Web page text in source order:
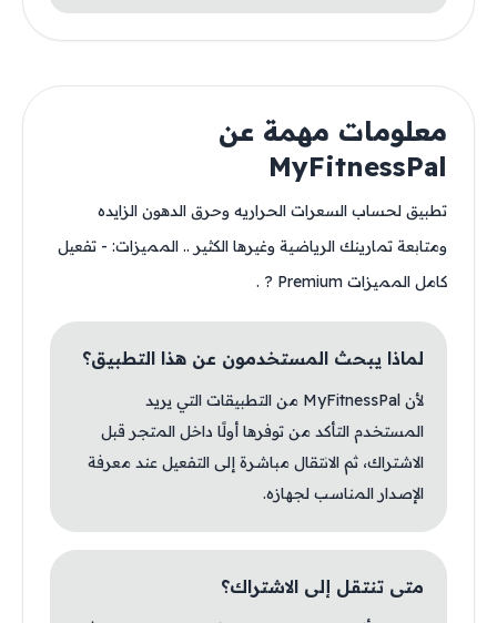
معلومات مهمة عن
MyFitnessPal
تطبيق لحساب السعرات الحراريه وحرق الدهون الزايده
ومتابعة تمارينك الرياضية وغيرها الكثير .. المميزات: - تفعيل
كامل المميزات Premium ? .
لماذا يبحث المستخدمون عن هذا التطبيق؟
لأن MyFitnessPal من التطبيقات التي يريد
المستخدم التأكد من توفرها أولًا داخل المتجر قبل
الاشتراك، ثم الانتقال مباشرة إلى التفعيل عند معرفة
الإصدار المناسب لجهازه.
متى تنتقل إلى الاشتراك؟